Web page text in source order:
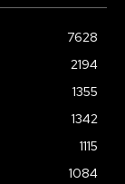
7628
2194
1355
1342
1115
1084